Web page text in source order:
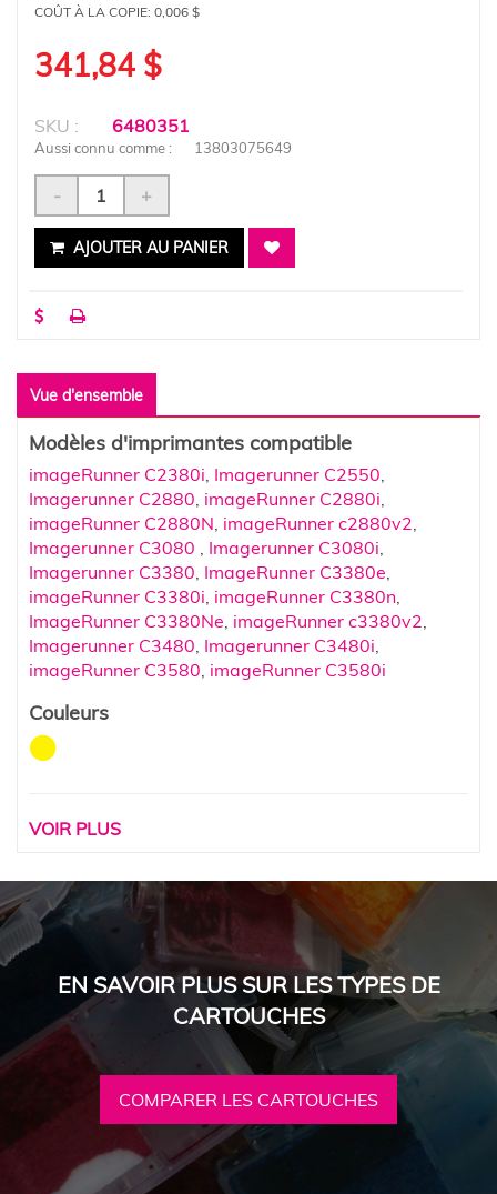
COÛT À LA COPIE: 0,006 $
341,84 $
SKU : 6480351
Aussi connu comme : 13803075649
- +
AJOUTER AU PANIER
Vue d'ensemble
Modèles d'imprimantes compatible
imageRunner C2380i, Imagerunner C2550,
Imagerunner C2880, imageRunner C2880i,
imageRunner C2880N, imageRunner c2880v2,
Imagerunner C3080 , Imagerunner C3080i,
Imagerunner C3380, ImageRunner C3380e,
imageRunner C3380i, imageRunner C3380n,
ImageRunner C3380Ne, imageRunner c3380v2,
Imagerunner C3480, Imagerunner C3480i,
imageRunner C3580, imageRunner C3580i
Couleurs
VOIR PLUS
EN SAVOIR PLUS SUR LES TYPES DE
CARTOUCHES
COMPARER LES CARTOUCHES